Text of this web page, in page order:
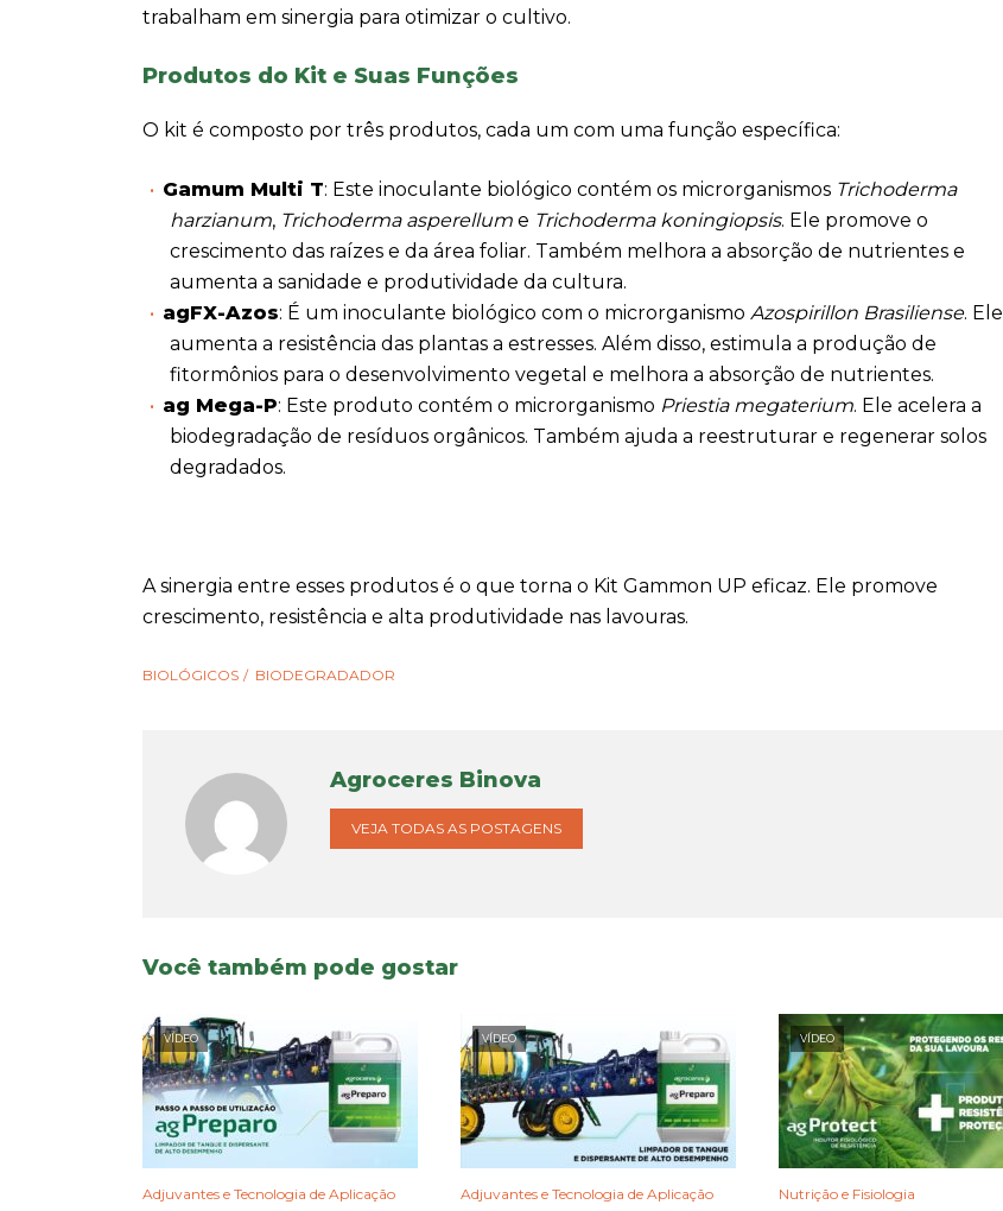
trabalham em sinergia para otimizar o cultivo.
Produtos do Kit e Suas Funções
O kit é composto por três produtos, cada um com uma função específica:
Gamum Multi T: Este inoculante biológico contém os microrganismos Trichoderma
harzianum, Trichoderma asperellum e Trichoderma koningiopsis. Ele promove o
crescimento das raízes e da área foliar. Também melhora a absorção de nutrientes e
aumenta a sanidade e produtividade da cultura.
agFX-Azos: É um inoculante biológico com o microrganismo Azospirillon Brasiliense. Ele
aumenta a resistência das plantas a estresses. Além disso, estimula a produção de
fitormônios para o desenvolvimento vegetal e melhora a absorção de nutrientes.
ag Mega-P: Este produto contém o microrganismo Priestia megaterium. Ele acelera a
biodegradação de resíduos orgânicos. Também ajuda a reestruturar e regenerar solos
degradados.
A sinergia entre esses produtos é o que torna o Kit Gammon UP eficaz. Ele promove
crescimento, resistência e alta produtividade nas lavouras.
BIOLÓGICOS BIODEGRADADOR
Agroceres Binova
VEJA TODAS AS POSTAGENS
Você também pode gostar
VÍDEO
Adjuvantes e Tecnologia de Aplicação
VÍDEO
Adjuvantes e Tecnologia de Aplicação
VÍDEO
Nutrição e Fisiologia